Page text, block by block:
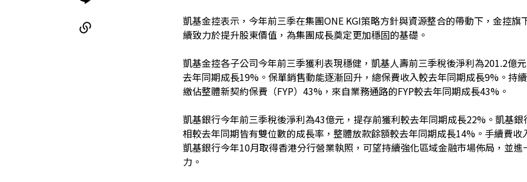
凱基金控表示，今年前三季在集團ONE KGI策略方針與資源整合的帶動下，金控
續致力於提升股東價值，為集團成長奠定更加穩固的基礎。
凱基金控各子公司今年前三季獲利表現穩健，凱基人壽前三季稅後淨利為201.2億
去年同期成長19%。保單銷售動能逐漸回升，總保費收入較去年同期成長9%。持
繳佔整體新契約保費（FYP）43%，來自業務通路的FYP較去年同期成長43%。
凱基銀行今年前三季稅後淨利為43億元，提存前獲利較去年同期成長22%。凱基
相較去年同期皆有雙位數的成長率，整體放款餘額較去年同期成長14%。手續費
凱基銀行今年10月取得香港分行營業執照，可望持續強化區域金融市場佈局，並
力。